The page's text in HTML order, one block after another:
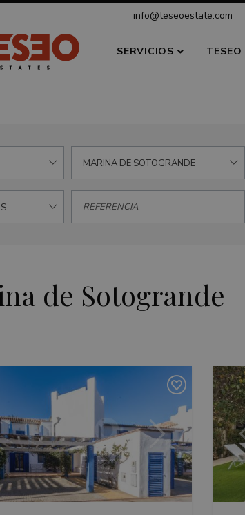
info@teseoestate.com
SERVICIOS TESEO
MARINA DE SOTOGRANDE
de Sotogrande
Siguiente